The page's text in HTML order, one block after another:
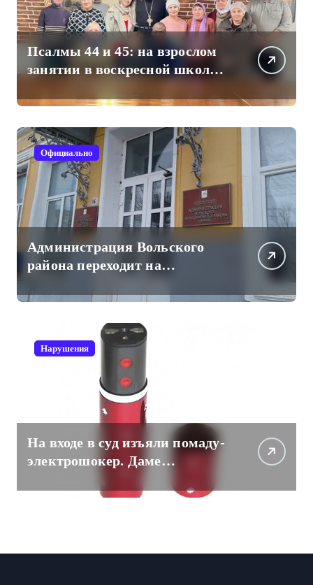
Псалмы 44 и 45: на взрослом
занятии в воскресной школе
Официально
Администрация Вольского
района переходит на
для рабочих коммуникаций
Нарушения
На входе в суд изъяли помаду-
электрошокер. Даме